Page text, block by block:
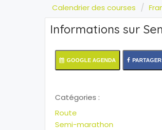
Calendrier des courses
Informations sur
GOOGLE AGENDA
Catégories :
Route
Semi-marathon